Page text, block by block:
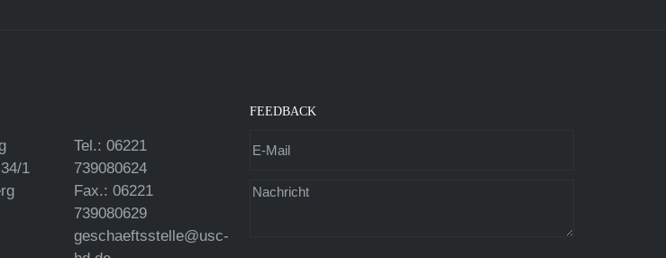
1
Tel.: 06221
739080624
Fax.: 06221
739080629
geschaeftsstelle@usc-
FEEDBACK